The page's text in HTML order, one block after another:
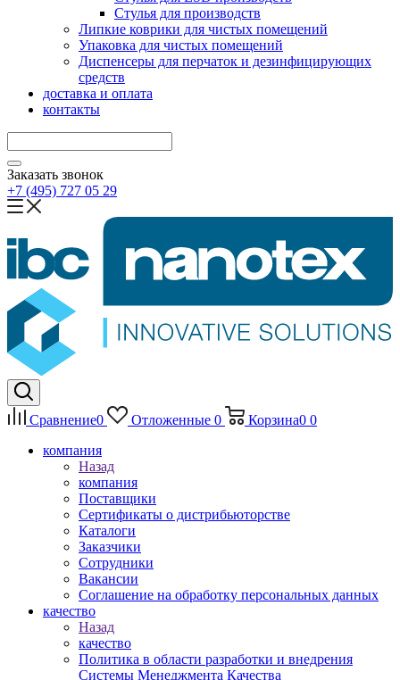
Стулья для производств
Липкие коврики для чистых помещений
Упаковка для чистых помещений
Диспенсеры для перчаток и дезинфицирующих
средств
доставка и оплата
контакты
Заказать звонок
+7 (495) 727 05 29
Сравнение0 Отложенные 0 Корзина0 0
компания
Назад
компания
Поставщики
Сертификаты о дистрибьюторстве
Каталоги
Заказчики
Сотрудники
Вакансии
Соглашение на обработку персональных данных
качество
Назад
качество
Политика в области разработки и внедрения
Системы Менеджмента Качества